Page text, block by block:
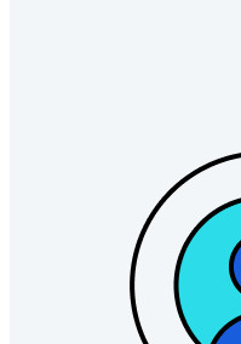
Integrationer
Access Intelligence